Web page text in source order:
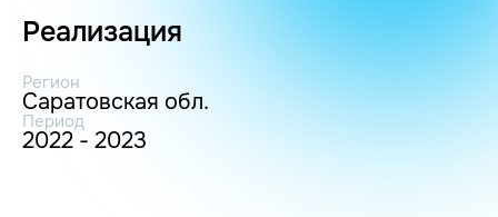
Реализация
Регион
Саратовская обл.
Период
2022 - 2023